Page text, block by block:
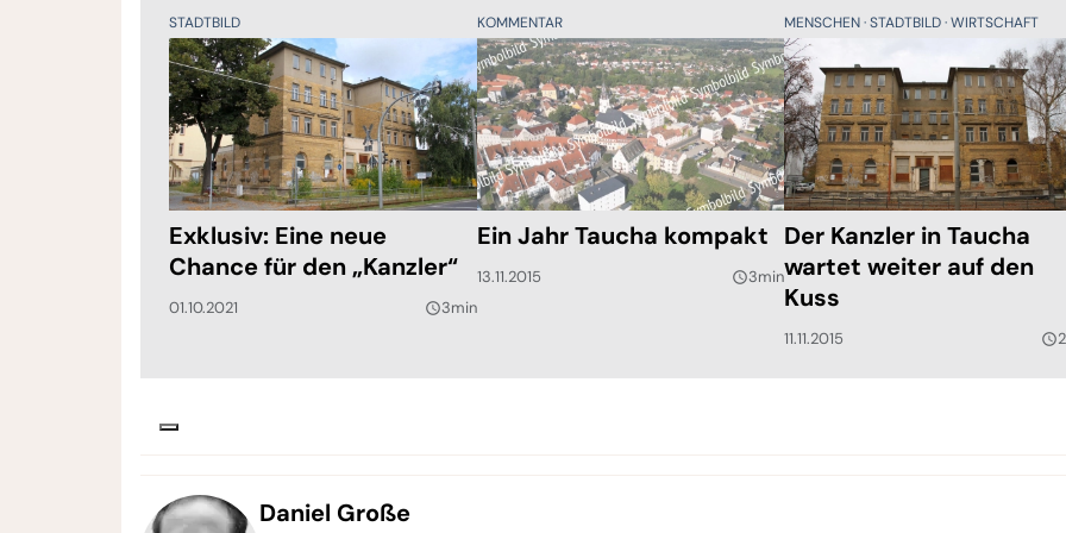
STADTBILD
Exklusiv: Eine neue
Chance für den „Kanzler“
01.10.2021 query_builder3min
KOMMENTAR
Ein Jahr Taucha kompakt
13.11.2015 query_builder3min
MENSCHEN STADTBILD WIRTSCHAFT
Der Kanzler in Taucha
wartet weiter auf den
Kuss
11.11.2015 query_builder
Daniel Große